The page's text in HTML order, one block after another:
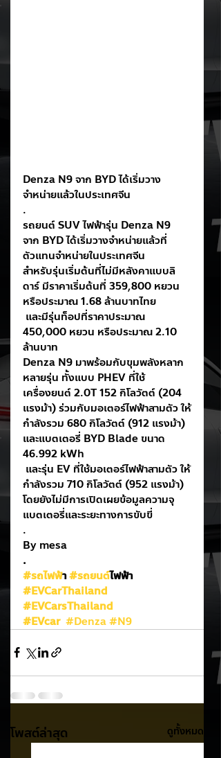
Denza N9 จาก BYD ได้เริ่มวาง
จำหน่ายแล้วในประเทศจีน
.
รถยนต์ SUV ไฟฟ้ารุ่น Denza N9
จาก BYD ได้เริ่มวางจำหน่ายแล้วที่
ตัวแทนจำหน่ายในประเทศจีน
สำหรับรุ่นเริ่มต้นที่ไม่มีหลังคาแบบลิ
ดาร์ มีราคาเริ่มต้นที่ 359,800 หยวน
หรือประมาณ 1.68 ล้านบาทไทย
และมีรุ่นท็อปที่ราคาประมาณ
450,000 หยวน หรือประมาณ 2.10
ล้านบาท
Denza N9 มาพร้อมกับขุมพลังหลาก
หลายรุ่น ทั้งแบบ PHEV ที่ใช้
เครื่องยนต์ 2.0T 152 กิโลวัตต์ (204
แรงม้า) ร่วมกับมอเตอร์ไฟฟ้าสามตัว ให้
กำลังรวม 680 กิโลวัตต์ (912 แรงม้า)
และแบตเตอรี่ BYD Blade ขนาด
46.992 kWh
และรุ่น EV ที่ใช้มอเตอร์ไฟฟ้าสามตัว ให้
กำลังรวม 710 กิโลวัตต์ (952 แรงม้า)
โดยยังไม่มีการเปิดเผยข้อมูลความจุ
แบตเตอรี่และระยะทางการขับขี่
.
By mesa
.
#รถไฟฟ้า #รถยนต์ไฟฟ้า
#EVCarThailand
#EVCarsThailand
#EVcar #Denza#N9
โพสต์ล่าสุด ดูทั้งหมด